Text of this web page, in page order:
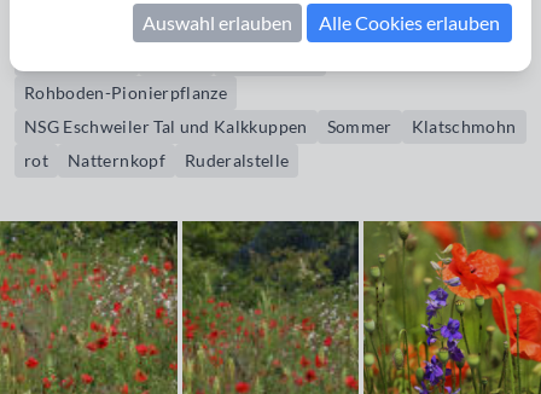
bunt Mohn Kamille Klappertopf
Juni
Rohboden-Pionierpflanze
NSG Eschweiler Tal und Kalkkuppen
Sommer
Klatschmohn
rot
Natternkopf Ruderalstelle
Auswahl erlauben Alle Cookies erlauben